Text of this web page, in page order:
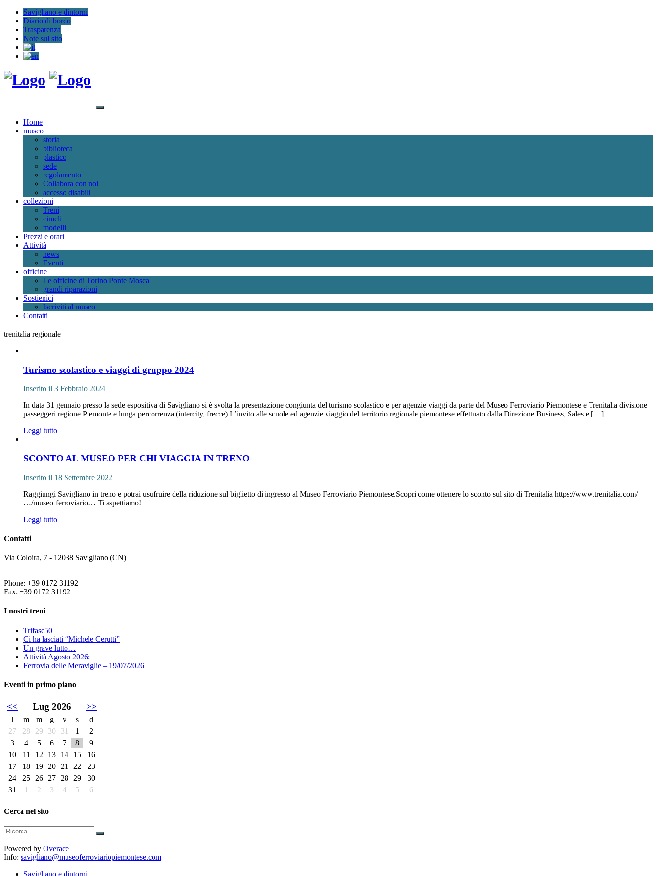
Savigliano e dintorni
Diario di bordo
Trasparenza
Note sul sito
Home
museo
storia
biblioteca
plastico
sede
regolamento
Collabora con noi
accesso disabili
collezioni
Treni
cimeli
modelli
Prezzi e orari
Attività
news
Eventi
officine
Le officine di Torino Ponte Mosca
grandi riparazioni
Sostienici
Iscriviti al museo
Contatti
trenitalia regionale
Turismo scolastico e viaggi di gruppo 2024
Inserito il 3 Febbraio 2024
In data 31 gennaio presso la sede espositiva di Savigliano si è svolta la presentazione congiunta del turismo scolastico e per agenzie viaggi da parte del Museo Ferroviario Piemontese e Trenitalia divisione
passeggeri regione Piemonte e lunga percorrenza (intercity, frecce).L’invito alle scuole ed agenzie viaggio del territorio regionale piemontese effettuato dalla Direzione Business, Sales e […]
Leggi tutto
SCONTO AL MUSEO PER CHI VIAGGIA IN TRENO
Inserito il 18 Settembre 2022
Raggiungi Savigliano in treno e potrai usufruire della riduzione sul biglietto di ingresso al Museo Ferroviario Piemontese.Scopri come ottenere lo sconto sul sito di Trenitalia https://www.trenitalia.com/
…/museo-ferroviario… Ti aspettiamo!
Leggi tutto
Contatti
Via Coloira, 7 - 12038 Savigliano (CN)
Phone: +39 0172 31192
Fax: +39 0172 31192
I nostri treni
Trifase50
Ci ha lasciati “Michele Cerutti”
Un grave lutto…
Attività Agosto 2026:
Ferrovia delle Meraviglie – 19/07/2026
Eventi in primo piano
<< Lug 2026 >>
l m m g v s
d
27
28 29 30 31 1
2
3
4 5 6 7 8
9
10
11 12 13 14 15
16
17
18 19 20 21 22
23
24
25 26 27 28 29
30
31
1 2 3 4 5 6
Cerca nel sito
Powered by Overace
Info: savigliano@museoferroviariopiemontese.com
Savigliano e dintorni